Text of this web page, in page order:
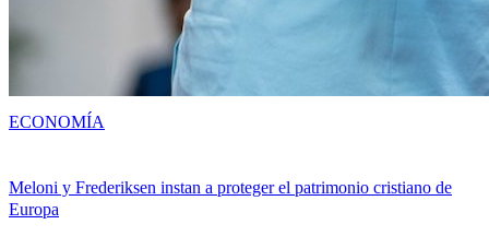
Meloni y Frederiksen instan a proteger el patrimonio cristiano de
Europa
ECONOMÍA